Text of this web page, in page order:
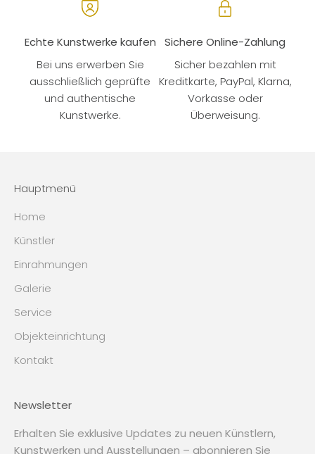
Echte Kunstwerke kaufen
Bei uns erwerben Sie
ausschließlich geprüfte
und authentische
Kunstwerke.
Sichere Online-Zahlung
Sicher bezahlen mit
Kreditkarte, PayPal, Klarna,
Vorkasse oder
Überweisung.
Hauptmenü
Home
Künstler
Einrahmungen
Galerie
Service
Objekteinrichtung
Kontakt
Newsletter
Erhalten Sie exklusive Updates zu neuen Künstlern,
Kunstwerken und Ausstellungen – abonnieren Sie